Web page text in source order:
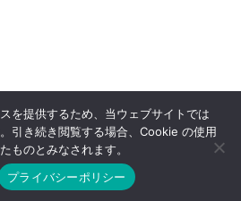
OFFICIAL STORE
を提供するため、当ウェブサイトでは
引き続き閲覧する場合、Cookie の使用
ものとみなされます。
プライバシーポリシー